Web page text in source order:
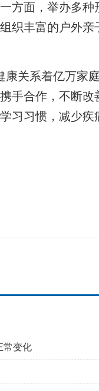
方面，举办多
织丰富的户外
关系着亿万家
手合作，不断
习习惯，减少
常变化